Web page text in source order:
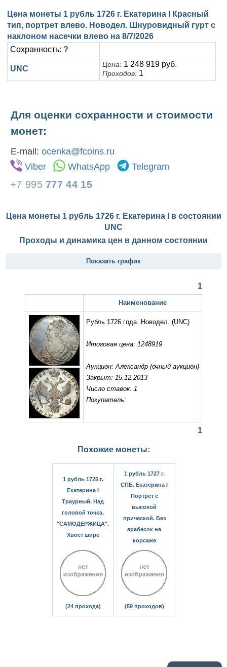
Цена монеты 1 рубль 1726 г. Екатерина I Красный
тип, портрет влево. Новодел. Шнуровидный гурт с
наклоном насечки влево на 8/7/2026
Сохранность: ?
UNC Цена: 1 248 919 руб.
Проходов: 1
Для оценки сохранности и стоимости
монет:
E-mail: ocenka@fcoins.ru
Viber
WhatsApp Telegram
+7 995 777 44 15
Цена монеты 1 рубль 1726 г. Екатерина I в состоянии
UNC
Проходы и динамика цен в данном состоянии
Показать график
1
Наименование
Рубль 1726 года. Новодел. (UNC)
Итоговая цена: 1248919
Аукцион: Александр (очный аукцион)
Закрыт: 15.12.2013
Число ставок: 1
Покупатель:
1
Похожие монеты:
1 рубль 1725 г.
Екатерина I
Траурный. Над
головой точка.
"САМОДЕРЖИЦА".
Хвост шире
(24 прохода)
1 рубль 1727 г.
СПБ. Екатерина I
Портрет с
высокой
прической. Без
арабесок на
корсаже
(59 проходов)